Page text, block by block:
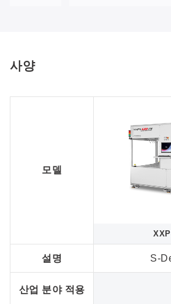
사양
모델
설명
산업 분야 적용
S-